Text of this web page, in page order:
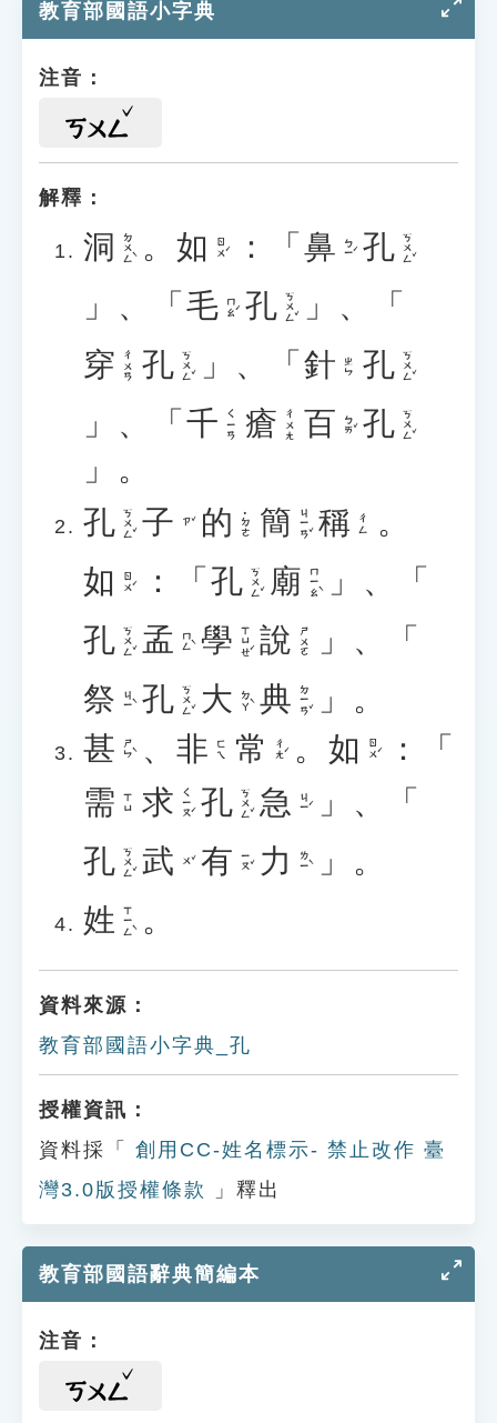
教育部國語小字典
注音：
ㄎㄨㄥ
解釋：
洞 ㄉㄨㄥˋ 。 如 ㄖㄨˊ ：「 鼻 ㄅㄧˊ 孔 ㄎㄨㄥˇ
」、「 毛 ㄇㄠˊ 孔 ㄎㄨㄥˇ
」、「
穿 ㄔㄨㄢ 孔 ㄎㄨㄥˇ 」、「 針 ㄓㄣ 孔 ㄎㄨㄥˇ
」、「 千 ㄑㄧㄢ 瘡 ㄔㄨㄤ 百 ㄅㄞˇ 孔 ㄎㄨㄥˇ
」。
孔 ㄎㄨㄥˇ 子 ㄗˇ 的 ˙ㄉㄜ 簡 ㄐㄧㄢˇ 稱 ㄔㄥ
。
如 ㄖㄨˊ ：「 孔 ㄎㄨㄥˇ 廟 ㄇㄧㄠˋ
」、「
孔 ㄎㄨㄥˇ 孟 ㄇㄥˋ 學 ㄒㄩㄝˊ 說 ㄕㄨㄛ
」、「
祭 ㄐㄧˋ 孔 ㄎㄨㄥˇ 大 ㄉㄚˋ 典 ㄉㄧㄢˇ
」。
甚 ㄕㄣˋ 、 非 ㄈㄟ 常 ㄔㄤˊ 。 如 ㄖㄨˊ
：「
需 ㄒㄩ 求 ㄑㄧㄡˊ 孔 ㄎㄨㄥˇ 急 ㄐㄧˊ
」、「
孔 ㄎㄨㄥˇ 武 ㄨˇ 有 ㄧㄡˇ 力 ㄌㄧˋ
」。
姓 ㄒㄧㄥˋ 。
資料來源：
教育部國語小字典_孔
授權資訊：
資料採「
創用CC-姓名標示- 禁止改作 臺
灣3.0版授權條款
」釋出
教育部國語辭典簡編本
注音：
ㄎㄨㄥ